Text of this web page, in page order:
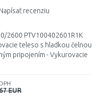
Napísať recenziu
2600 PTV100402601R1K
teleso s hladkou čelnou
pripojením - Vykurovacie
EUR